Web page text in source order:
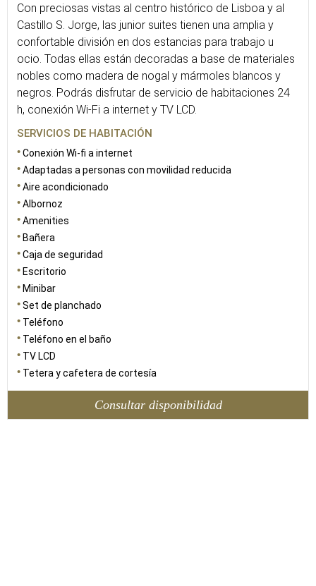
Con preciosas vistas al centro histórico de Lisboa y al
Castillo S. Jorge, las junior suites tienen una amplia y
confortable división en dos estancias para trabajo u
ocio. Todas ellas están decoradas a base de materiales
nobles como madera de nogal y mármoles blancos y
negros. Podrás disfrutar de servicio de habitaciones 24
h, conexión Wi-Fi a internet y TV LCD.
SERVICIOS DE HABITACIÓN
Conexión Wi-fi a internet
Adaptadas a personas con movilidad reducida
Aire acondicionado
Albornoz
Amenities
Bañera
Caja de seguridad
Escritorio
Minibar
Set de planchado
Teléfono
Teléfono en el baño
TV LCD
Tetera y cafetera de cortesía
Consultar disponibilidad